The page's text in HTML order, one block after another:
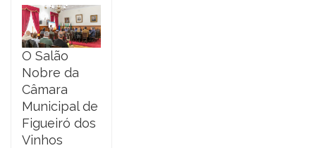
O Salão
Nobre da
Câmara
Municipal de
Figueiró dos
Vinhos